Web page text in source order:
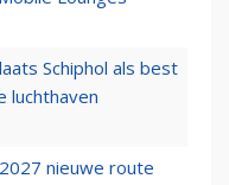
Schiphol als best
luchthaven
nieuwe route